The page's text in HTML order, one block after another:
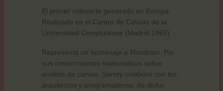
El primer videoarte generado en Europa.
Realizado en el Centro de Cálculo de la
Universidad Complutense (Madrid 1968).
Representa un homenaje a Mondrian. Por
sus conocimientos matemáticos sobre
análisis de curvas, Sarrey colaboró con los
arquitectos y programadores
de dicho